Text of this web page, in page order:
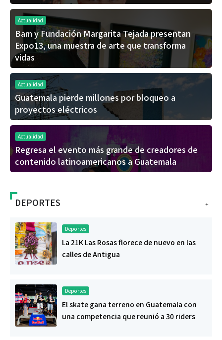
Actualidad
Bam y Fundación Margarita Tejada presentan
Expo13, una muestra de arte que transforma
vidas
Actualidad
Guatemala pierde millones por bloqueo a
proyectos eléctricos
Actualidad
Regresa el evento más grande de creadores de
contenido latinoamericanos a Guatemala
+
DEPORTES
Deportes
La 21K Las Rosas florece de nuevo en las
calles de Antigua
Deportes
El skate gana terreno en Guatemala con
una competencia que reunió a 30 riders